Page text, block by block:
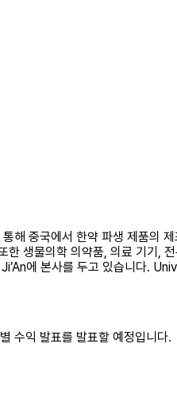
중국에서 한약 파생 제품의 제
한 생물의학 의약품, 의료 기기,
에 본사를 두고 있습니다.
수익 발표를 발표할 예정입니다.